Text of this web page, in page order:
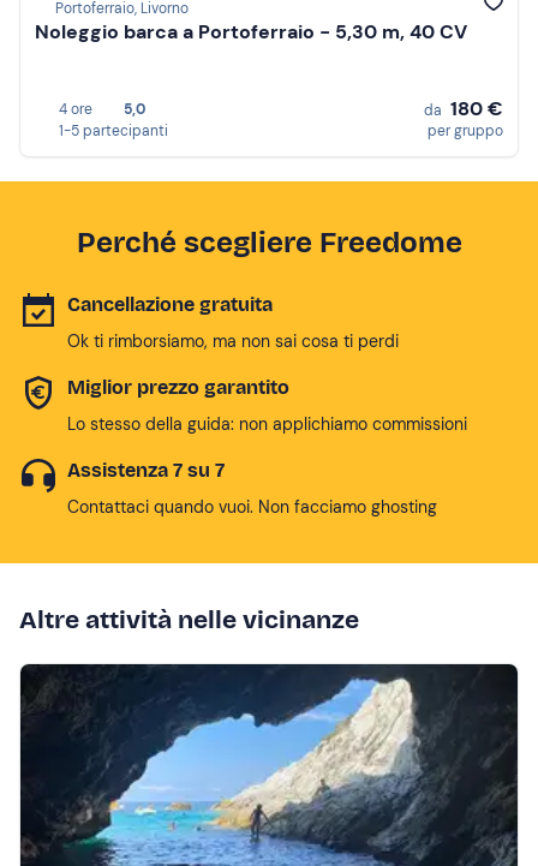
Portoferraio, Livorno
Noleggio barca a Portoferraio - 5,30 m, 40 CV
4 ore
5,0
1-5 partecipanti
da 180 €
per gruppo
Perché scegliere Freedome
Cancellazione gratuita
Ok ti rimborsiamo, ma non sai cosa ti perdi
Miglior prezzo garantito
Lo stesso della guida: non applichiamo commissioni
Assistenza 7 su 7
Contattaci quando vuoi. Non facciamo ghosting
Altre attività nelle vicinanze